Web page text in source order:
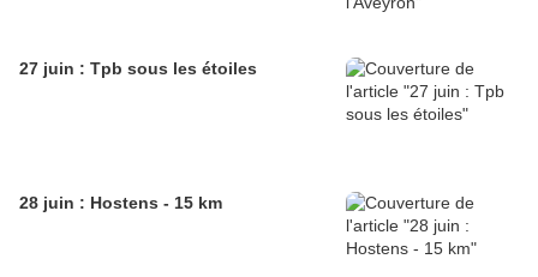
27 juin : Tpb sous les étoiles
28 juin : Hostens - 15 km